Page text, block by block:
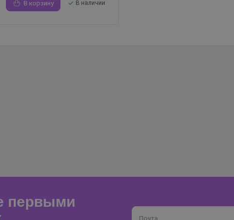
В корзину В наличии
первыми
Почта